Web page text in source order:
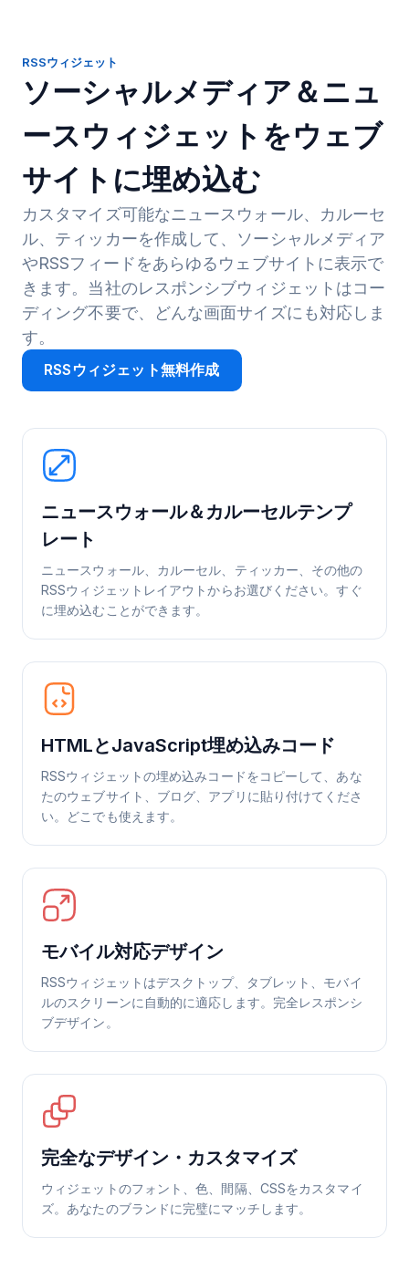
RSSウィジェット
ソーシャルメディア＆ニュ
ースウィジェットをウェブ
サイトに埋め込む
カスタマイズ可能なニュースウォール、カルーセ
ル、ティッカーを作成して、ソーシャルメディア
やRSSフィードをあらゆるウェブサイトに表示で
きます。当社のレスポンシブウィジェットはコー
ディング不要で、どんな画面サイズにも対応しま
す。
RSSウィジェット無料作成
ニュースウォール＆カルーセルテンプ
レート
ニュースウォール、カルーセル、ティッカー、その他の
RSSウィジェットレイアウトからお選びください。すぐ
に埋め込むことができます。
HTMLとJavaScript埋め込みコード
RSSウィジェットの埋め込みコードをコピーして、あな
たのウェブサイト、ブログ、アプリに貼り付けてくださ
い。どこでも使えます。
モバイル対応デザイン
RSSウィジェットはデスクトップ、タブレット、モバイ
ルのスクリーンに自動的に適応します。完全レスポンシ
ブデザイン。
完全なデザイン・カスタマイズ
ウィジェットのフォント、色、間隔、CSSをカスタマイ
ズ。あなたのブランドに完璧にマッチします。